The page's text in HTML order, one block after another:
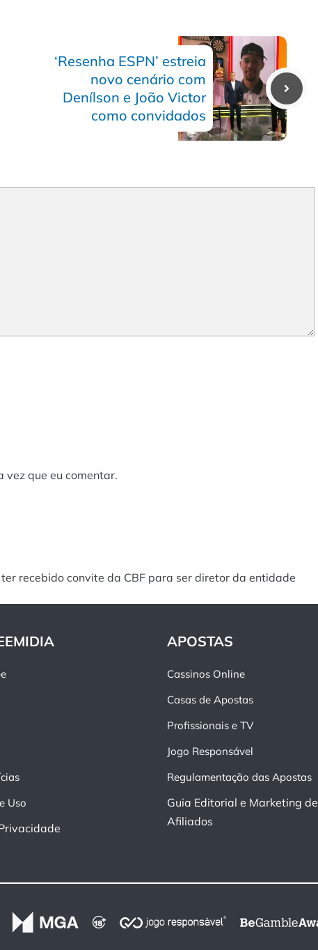
‘Resenha ESPN’ estreia
novo cenário com
Denílson e João Victor
como convidados
que eu comentar.
recebido convite da CBF para ser diretor da entidade
Uso
APOSTAS
Cassinos Online
Casas de Apostas
Profissionais e TV
Jogo Responsável
Regulamentação das Apostas
Guia Editorial e Marketing de
Afiliados